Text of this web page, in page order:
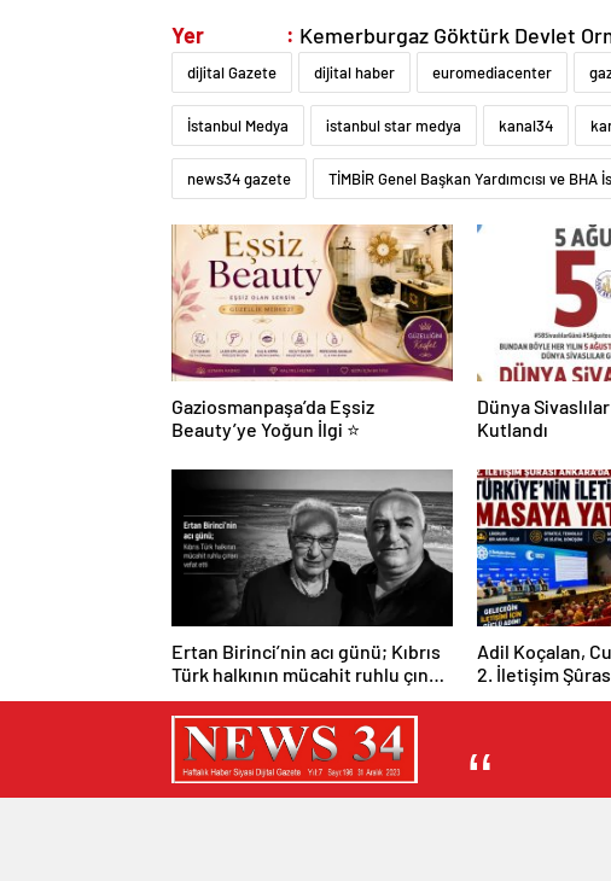
Yer : Kemerburgaz Göktürk Devlet
dijital Gazete dijital haber euromediacenter
İstanbul Medya istanbul star medya kanal34
news34 gazete TİMBİR Genel Başkan Yardımcısı ve
Gaziosmanpaşa’da Eşsiz
Beauty’ye Yoğun İlgi ⭐
Dünya
Kutlandı
Ertan Birinci’nin acı günü; Kıbrıs
Türk halkının mücahit ruhlu çınarı
vefat etti
Adil Koçalan,
2. İletişim